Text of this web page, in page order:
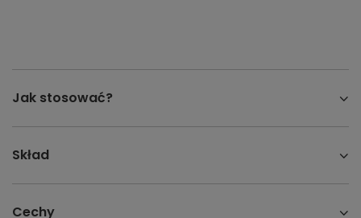
Jak stosować?
Skład
Cechy